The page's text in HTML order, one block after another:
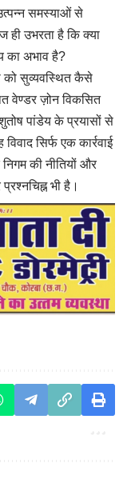
समस्याओं से
उभरता है कि क्या
का अभाव है?
को सुव्यवस्थित कैसे
वेण्डर ज़ोन विकसित
पांडेय के प्रयासों से
सिर्फ एक कार्रवाई
की नीतियों और
भी है।